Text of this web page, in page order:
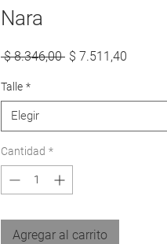
Nara
$ 8.346,00 Precio
$ 7.511,40
Talle *
Elegir
Cantidad *
Agregar al carrito